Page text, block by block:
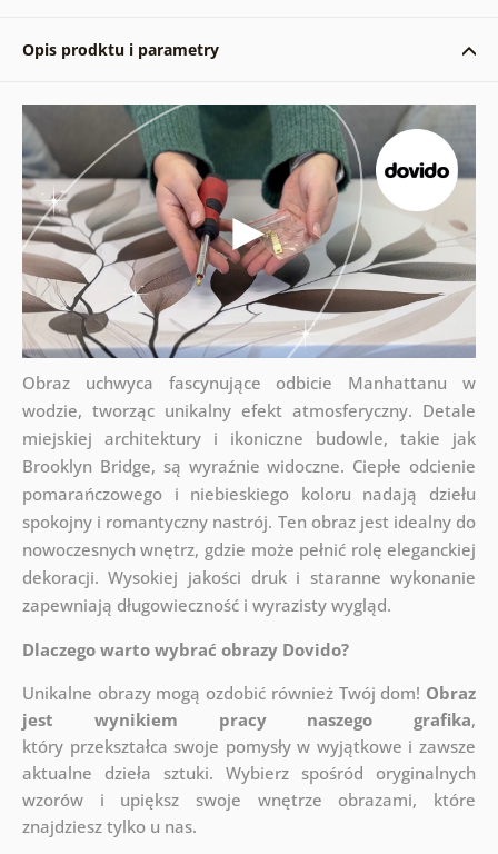
Opis prodktu i parametry
Obraz uchwyca fascynujące odbicie Manhattanu w
wodzie, tworząc unikalny efekt atmosferyczny. Detale
miejskiej architektury i ikoniczne budowle, takie jak
Brooklyn Bridge, są wyraźnie widoczne. Ciepłe odcienie
pomarańczowego i niebieskiego koloru nadają dziełu
spokojny i romantyczny nastrój. Ten obraz jest idealny do
nowoczesnych wnętrz, gdzie może pełnić rolę eleganckiej
dekoracji. Wysokiej jakości druk i staranne wykonanie
zapewniają długowieczność i wyrazisty wygląd.
Dlaczego warto wybrać obrazy Dovido?
Unikalne obrazy mogą ozdobić również Twój dom! Obraz
jest wynikiem pracy naszego grafika,
który przekształca swoje pomysły w wyjątkowe i zawsze
aktualne dzieła sztuki. Wybierz spośród oryginalnych
wzorów i upiększ swoje wnętrze obrazami, które
znajdziesz tylko u nas.